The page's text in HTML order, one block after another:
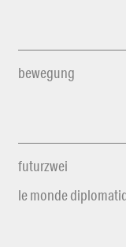
bewegung
futurzwei
le monde